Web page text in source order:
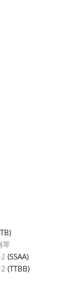
琴
(SSAA)
(TTBB)